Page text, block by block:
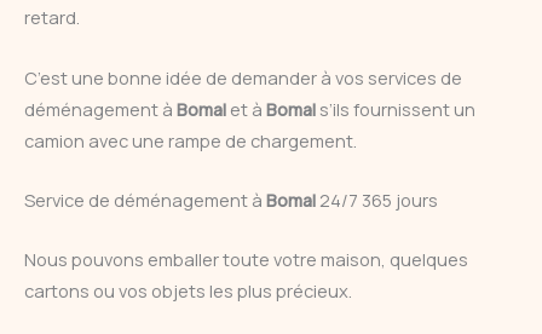
retard.
C’est une bonne idée de demander à vos services de
déménagement à Bomal et à Bomal s’ils fournissent un
camion avec une rampe de chargement.
Service de déménagement à Bomal 24/7 365 jours
Nous pouvons emballer toute votre maison, quelques
cartons ou vos objets les plus précieux.